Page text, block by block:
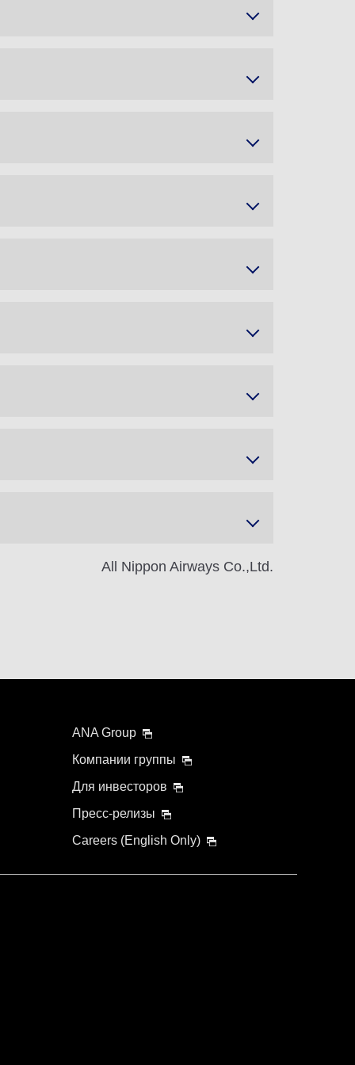
All Nippon Airways Co.,Ltd.
ANA Group
Компании группы
Для инвесторов
Пресс-релизы
Careers (English Only)